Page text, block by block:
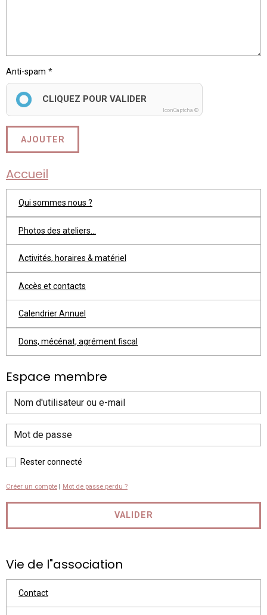
Anti-spam
CLIQUEZ POUR VALIDER
IconCaptcha ©
AJOUTER
Accueil
Qui sommes nous ?
Photos des ateliers...
Activités, horaires & matériel
Accès et contacts
Calendrier Annuel
Dons, mécénat, agrément fiscal
Espace membre
Rester connecté
Créer un compte | Mot de passe perdu ?
VALIDER
Vie de l"association
Contact